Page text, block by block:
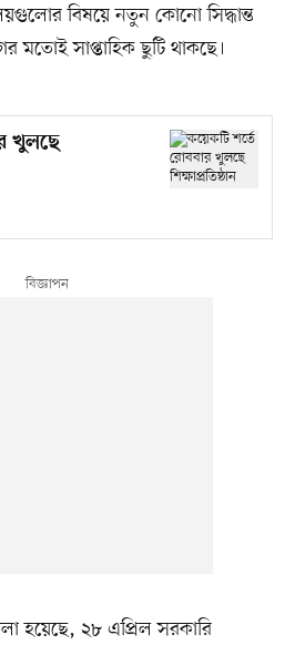
বিষয়ে নতুন কোনো সিদ্ধান্ত
মতোই সাপ্তাহিক ছুটি থাকছে।
খুলছে
হয়েছে, ২৮ এপ্রিল সরকারি